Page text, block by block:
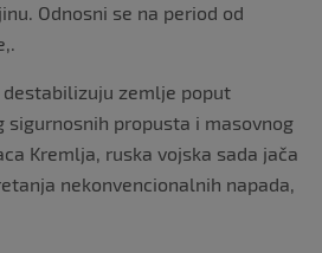
Odnosni se na period od
destabilizuju zemlje poput
sigurnosnih propusta i masovnog
Kremlja, ruska vojska sada jača
nekonvencionalnih napada,